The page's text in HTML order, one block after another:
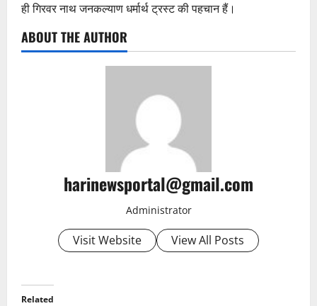
ही गिरवर नाथ जनकल्याण धर्मार्थ ट्रस्ट की पहचान हैं।
ABOUT THE AUTHOR
harinewsportal@gmail.com
Administrator
Visit Website View All Posts
Related